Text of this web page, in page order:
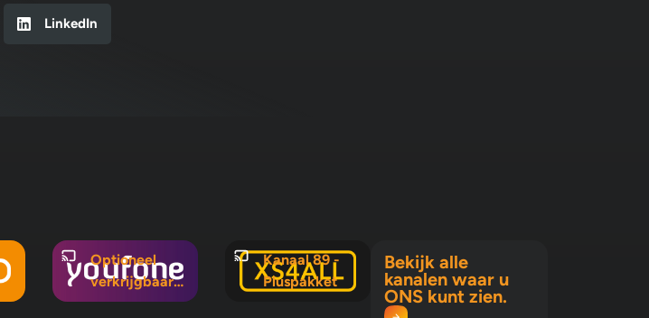
LinkedIn
Optioneel
verkrijgbaar
in Mix 5, Mix
Kanaal 89 -
Pluspakket
Bekijk alle
kanalen waar u
ONS kunt zien.